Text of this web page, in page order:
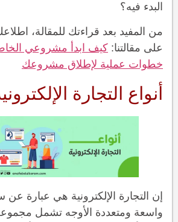
البدء فيه؟
من المفيد بعد قراءتك للمقالة،
على مقالتنا:
خطوات عملية لإطلاق مشروعك
أنواع التجارة
إن التجارة الإلكترونية هي عبارة
واسعة ومتعددة الأوجه تشمل